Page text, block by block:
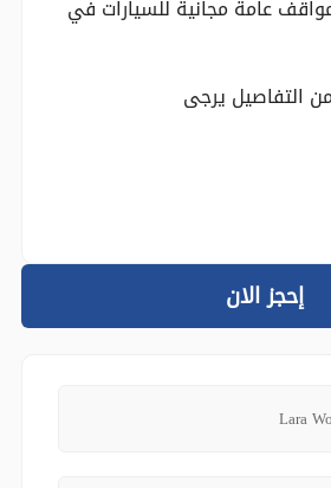
عامة مجانية للسيارات في
التفاصيل يرجى
إحجز الان